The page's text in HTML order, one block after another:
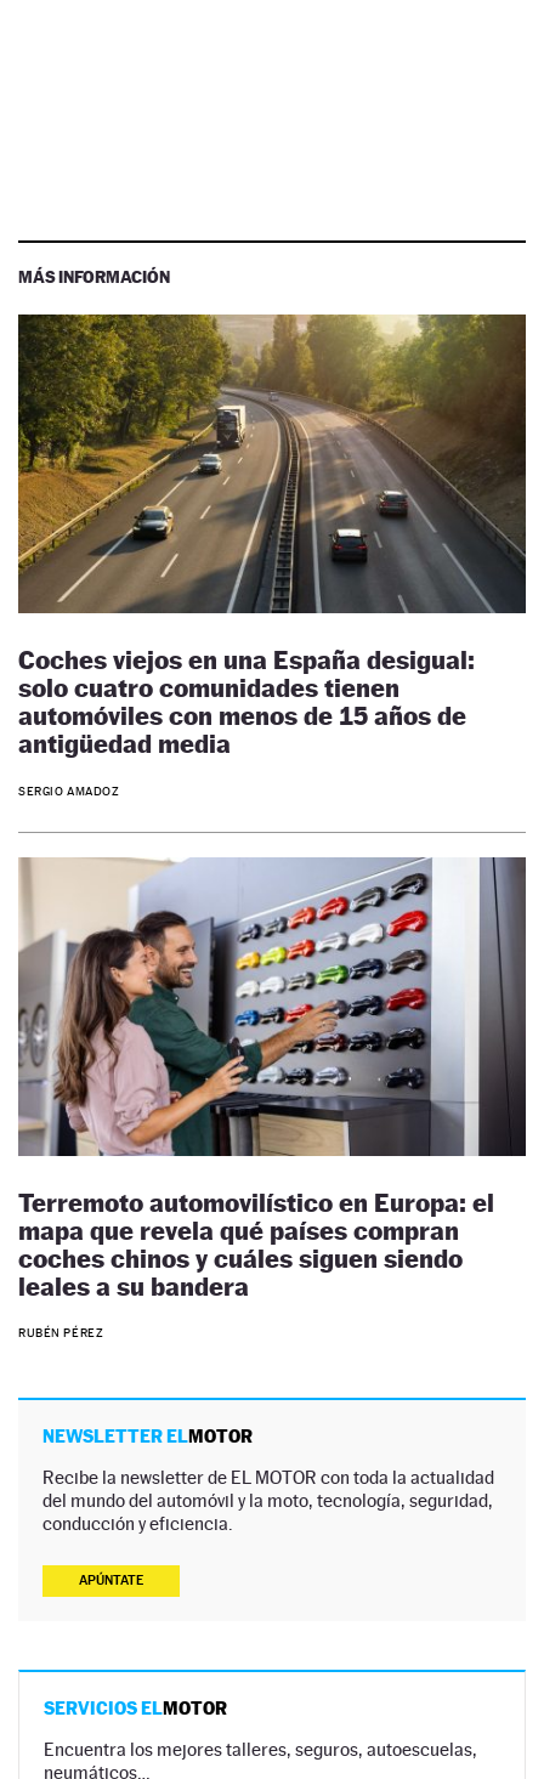
MÁS INFORMACIÓN
Coches viejos en una España desigual:
solo cuatro comunidades tienen
automóviles con menos de 15 años de
antigüedad media
SERGIO AMADOZ
Terremoto automovilístico en Europa: el
mapa que revela qué países compran
coches chinos y cuáles siguen siendo
leales a su bandera
RUBÉN PÉREZ
NEWSLETTER ELMOTOR
Recibe la newsletter de EL MOTOR con toda la actualidad
del mundo del automóvil y la moto, tecnología, seguridad,
conducción y eficiencia.
APÚNTATE
SERVICIOS ELMOTOR
Encuentra los mejores talleres, seguros, autoescuelas,
neumáticos…